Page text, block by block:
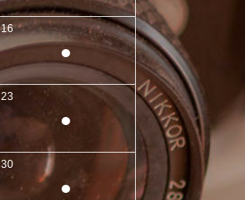
16
●
23
●
30
●